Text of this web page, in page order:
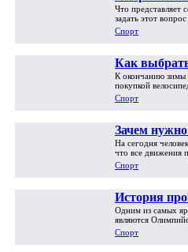
Что представляет
задать этот вопрос
Спорт
Как выбрать
спортом.
велосипедов
К окончанию зимы
покупкой
Спорт
Зачем нужно
это делать
На сегодня
что все движения
Спорт
История
игр
Одним из самых
являются
Спорт